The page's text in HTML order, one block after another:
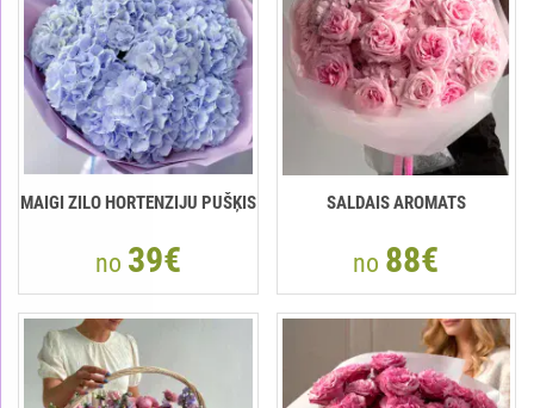
MAIGI ZILO HORTENZIJU PUŠĶIS
no 39€
SALDAIS AROMATS
no 88€